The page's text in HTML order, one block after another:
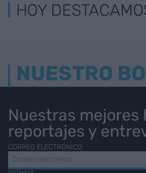
HOY
NUESTRO
Nuestras mejores
reportajes y
CORREO ELECTRÓNICO